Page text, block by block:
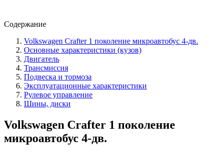
Содержание
Volkswagen Crafter 1 поколение микроавтобус 4-дв.
Основные характеристики (кузов)
Двигатель
Трансмиссия
Подвеска и тормоза
Эксплуатационные характеристики
Рулевое управление
Шины, диски
Volkswagen Crafter 1 поколение
микроавтобус 4-дв.